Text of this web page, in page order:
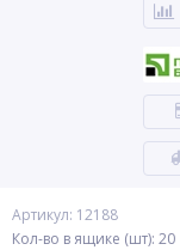
Артикул: 12188
Кол-во в ящике (шт): 20